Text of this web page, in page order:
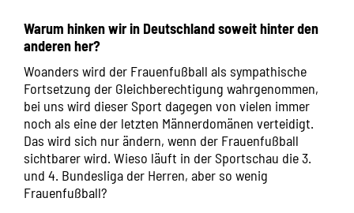
Warum hinken wir in Deutschland soweit hinter den
anderen her?
Woanders wird der Frauenfußball als sympathische
Fortsetzung der Gleichberechtigung wahrgenommen,
bei uns wird dieser Sport dagegen von vielen immer
noch als eine der letzten Männerdomänen verteidigt.
Das wird sich nur ändern, wenn der Frauenfußball
sichtbarer wird. Wieso läuft in der Sportschau die 3.
und 4. Bundesliga der Herren, aber so wenig
Frauenfußball?